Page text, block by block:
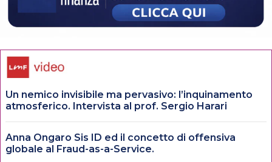
Un nemico invisibile ma pervasivo: l’inquinamento
atmosferico. Intervista al prof. Sergio Harari
Anna Ongaro Sis ID ed il concetto di offensiva
globale al Fraud-as-a-Service.